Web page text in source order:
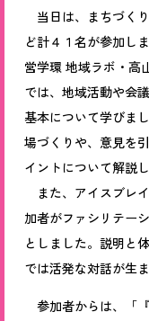
当日は、まちづく
ど計４１名が参加し
営学環 地域ラボ・高
では、地域活動や会
基本について学びま
場づくりや、意見を
イントについて解説し
また、アイスブレ
加者がファシリテー
としました。説明と
では活発な対話が生ま
参加者からは、
「